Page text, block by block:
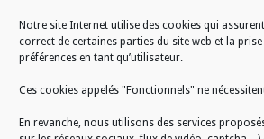
Notre site Internet utilise des cookies qui
correct de certaines parties du site web et la
préférences en tant qu’utilisateur.
Ces cookies appelés "Fonctionnels" ne
En revanche, nous utilisons des services
RÉALISATION